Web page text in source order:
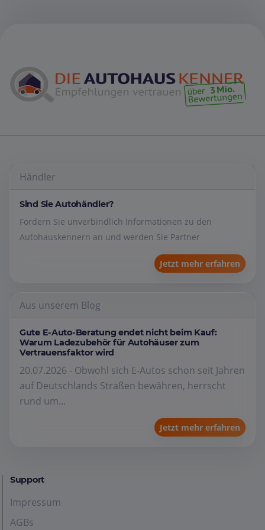
Händler
Sind Sie Autohändler?
Fordern Sie unverbindlich Informationen zu den
Autohauskennern an und werden Sie Partner
Jetzt mehr erfahren
Aus unserem Blog
Gute E-Auto-Beratung endet nicht beim Kauf:
Warum Ladezubehör für Autohäuser zum
Vertrauensfaktor wird
20.07.2026 - Obwohl sich E-Autos schon seit Jahren
auf Deutschlands Straßen bewähren, herrscht
rund um...
Jetzt mehr erfahren
Support
Impressum
AGBs